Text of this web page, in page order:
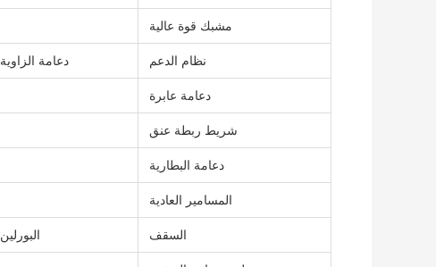
مشبك قوة عالية
نظام الدعم دعامة الزاوية
دعامة عابرة
شريط ربطة عنق
دعامة البطارية
المسامير العادية
السقف البورلين